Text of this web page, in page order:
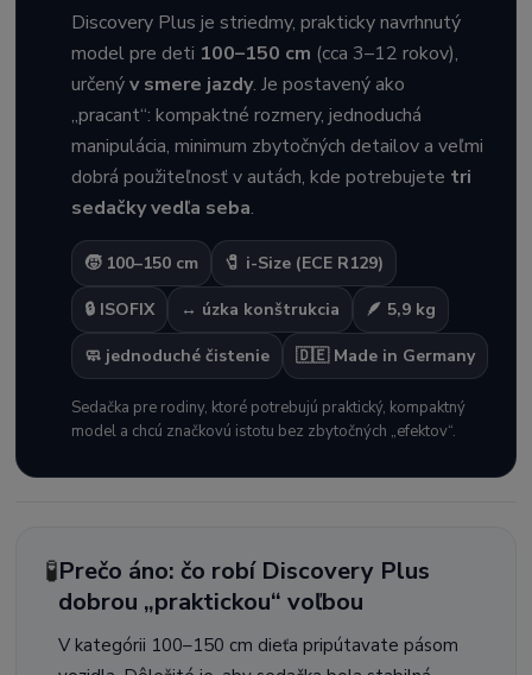
Discovery Plus je striedmy, prakticky navrhnutý
model pre deti 100–150 cm (cca 3–12 rokov),
určenýv smere jazdy. Je postavený ako
„pracant“: kompaktné rozmery, jednoduchá
manipulácia, minimum zbytočných detailov a veľmi
dobrá použiteľnosť v autách, kde potrebujete tri
sedačky vedľa seba.
🧒 100–150 cm 🧷 i-Size (ECE R129)
🔒 ISOFIX ↔️ úzka konštrukcia 🪶 5,9 kg
🧼 jednoduché čistenie 🇩🇪 Made in Germany
Sedačka pre rodiny, ktoré potrebujú praktický, kompaktný
model a chcú značkovú istotu bez zbytočných „efektov“.
🧪Prečo áno: čo robí Discovery Plus
dobrou „praktickou“ voľbou
V kategórii 100–150 cm dieťa pripútavate pásom